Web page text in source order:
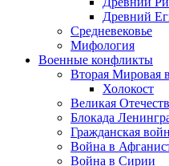
Древний
Средневековье
Мифология
Военные конфликты
Вторая Мировая
Холокост
Великая
Блокада
Гражданская
Война в
Война в Сирии